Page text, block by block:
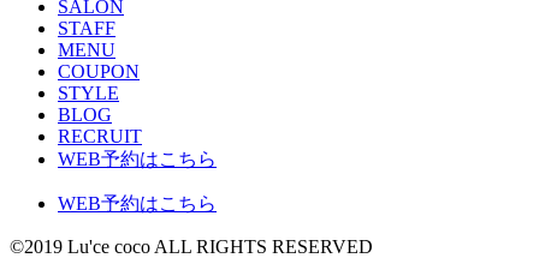
SALON
STAFF
MENU
COUPON
STYLE
BLOG
RECRUIT
WEB予約はこちら
WEB予約はこちら
©2019 Lu'ce coco ALL RIGHTS RESERVED